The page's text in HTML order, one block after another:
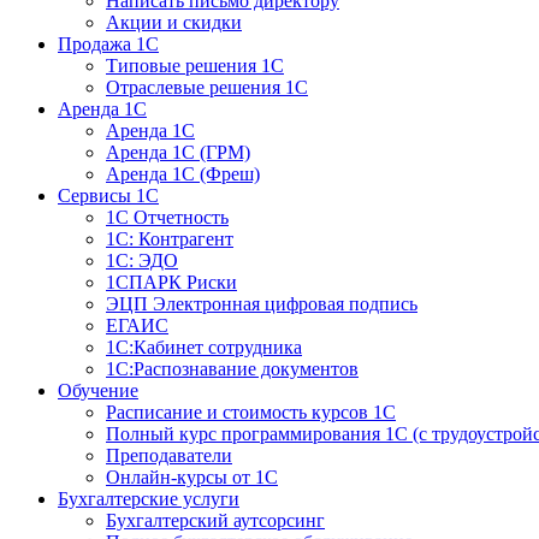
Акции и скидки
Продажа 1С
Типовые решения 1С
Отраслевые решения 1С
Аренда 1С
Аренда 1С
Аренда 1С (ГРМ)
Аренда 1С (Фреш)
Сервисы 1С
1С Отчетность
1С: Контрагент
1С: ЭДО
1СПАРК Риски
ЭЦП Электронная цифровая подпись
ЕГАИС
1С:Кабинет сотрудника
1С:Распознавание документов
Обучение
Расписание и стоимость курсов 1С
Полный курс программирования 1С (с
Преподаватели
Онлайн-курсы от 1С
Бухгалтерские услуги
Бухгалтерский аутсорсинг